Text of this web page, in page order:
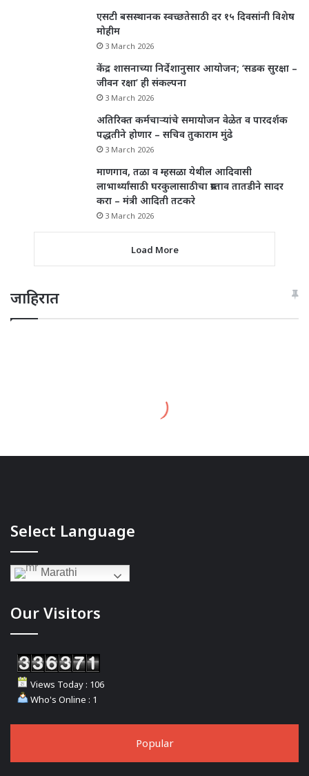
एसटी बसस्थानक स्वच्छतेसाठी दर १५ दिवसांनी विशेष
मोहीम
3 March 2026
केंद्र शासनाच्या निर्देशानुसार आयोजन; ‘सडक सुरक्षा –
जीवन रक्षा’ ही संकल्पना
3 March 2026
अतिरिक्त कर्मचाऱ्यांचे समायोजन वेळेत व पारदर्शक
पद्धतीने होणार – सचिव तुकाराम मुंढे
3 March 2026
माणगाव, तळा व म्हसळा येथील आदिवासी
लाभार्थ्यांसाठी घरकुलासाठीचा प्रस्ताव तातडीने सादर
करा – मंत्री आदिती तटकरे
3 March 2026
Load More
जाहिरात
Select Language
Marathi
Our Visitors
Views Today : 106
Who's Online : 1
Popular